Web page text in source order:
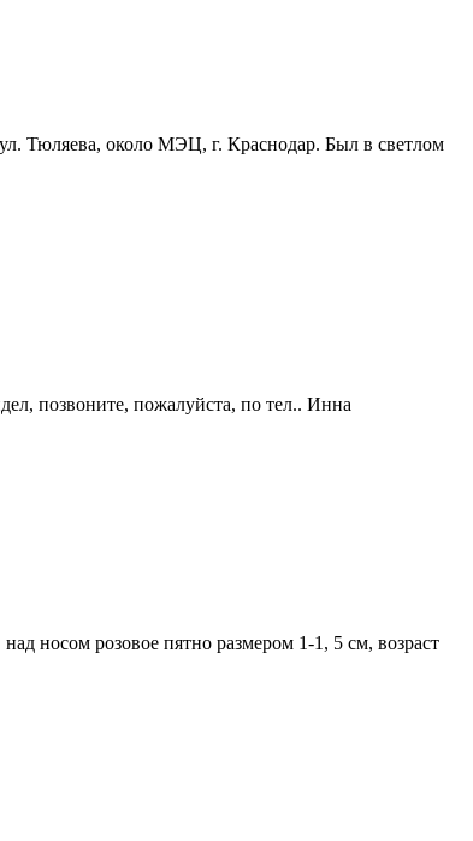
Тюляева, около МЭЦ, г. Краснодар. Был в светлом
позвоните, пожалуйста, по тел.. Инна
носом розовое пятно размером 1-1, 5 см, возраст